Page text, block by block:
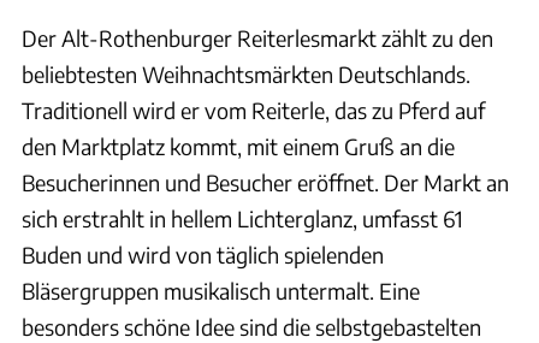
Der Alt-Rothenburger Reiterlesmarkt zählt zu den
beliebtesten Weihnachtsmärkten Deutschlands.
Traditionell wird er vom Reiterle, das zu Pferd auf
den Marktplatz kommt, mit einem Gruß an die
Besucherinnen und Besucher eröffnet. Der Markt an
sich erstrahlt in hellem Lichterglanz, umfasst 61
Buden und wird von täglich spielenden
Bläsergruppen musikalisch untermalt. Eine
besonders schöne Idee sind die selbstgebastelten